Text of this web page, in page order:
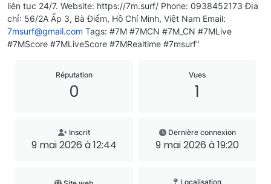
liên tục 24/7. Website: https://7m.surf/ Phone: 0938452173 Địa
chỉ: 56/2A Ấp 3, Bà Điểm, Hồ Chí Minh, Việt Nam Email:
7msurf@gmail.com Tags: #7M #7MCN #7M_CN #7MLive
#7MScore #7MLiveScore #7MRealtime #7msurf"
Réputation
0
Vues
1
Inscrit
9 mai 2026 à 12:44
Dernière connexion
9 mai 2026 à 19:20
Localisation